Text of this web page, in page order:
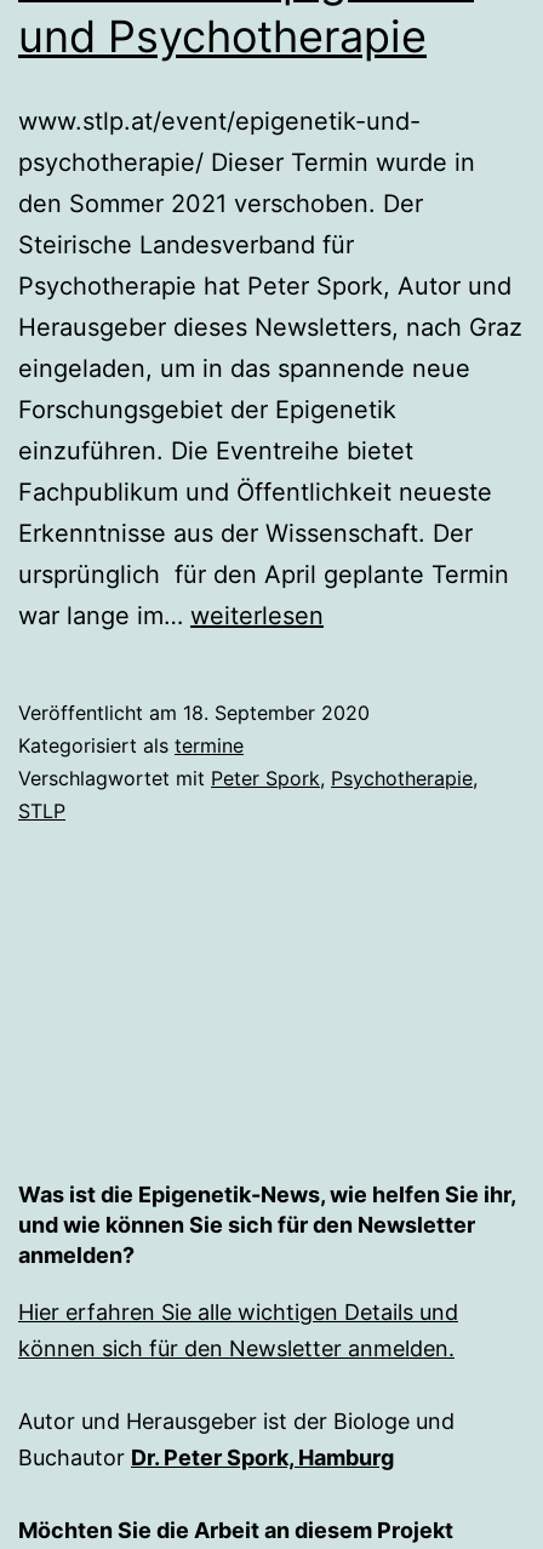
und Psychotherapie
www.stlp.at/event/epigenetik-und-
psychotherapie/ Dieser Termin wurde in
den Sommer 2021 verschoben. Der
Steirische Landesverband für
Psychotherapie hat Peter Spork, Autor und
Herausgeber dieses Newsletters, nach Graz
eingeladen, um in das spannende neue
Forschungsgebiet der Epigenetik
einzuführen. Die Eventreihe bietet
Fachpublikum und Öffentlichkeit neueste
Erkenntnisse aus der Wissenschaft. Der
ursprünglich für den April geplante Termin
war lange im… Verschoben!
Epigenetik
und
weiterlesen
Veröffentlicht am 18. September 2020
Kategorisiert als termine
Verschlagwortet mit Peter Spork, Psychotherapie,
STLP
Was ist die Epigenetik-News, wie helfen Sie ihr,
und wie können Sie sich für den Newsletter
anmelden?
Hier erfahren Sie alle wichtigen Details und
können sich für den Newsletter anmelden.
Autor und Herausgeber ist der Biologe und
Buchautor Dr. Peter Spork, Hamburg
Möchten Sie die Arbeit an diesem Projekt